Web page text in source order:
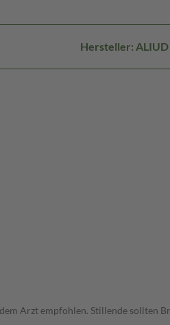
Hersteller: ALIUD
Arzt empfohlen. Stillende sollten